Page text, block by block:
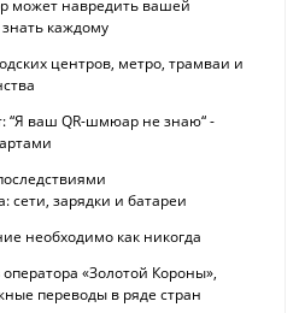
может навредить вашей
каждому
центров, метро, трамваи и
“Я ваш QR-шмюар не знаю“ -
сети, зарядки и батареи
необходимо как никогда
«Золотой Короны»,
переводы в ряде стран